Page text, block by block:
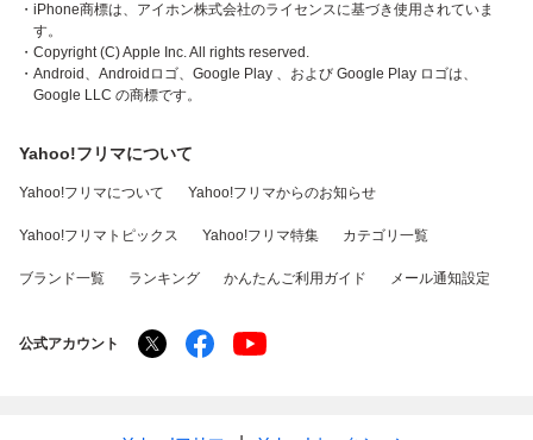
・iPhone商標は、アイホン株式会社のライセンスに基づき使用されていま
す。
・Copyright (C) Apple Inc. All rights reserved.
・Android、Androidロゴ、Google Play 、および Google Play ロゴは、
Google LLC の商標です。
Yahoo!フリマについて
Yahoo!フリマについて Yahoo!フリマからのお知らせ
Yahoo!フリマトピックス Yahoo!フリマ特集 カテゴリ一覧
ブランド一覧 ランキング かんたんご利用ガイド メール通知設定
公式アカウント